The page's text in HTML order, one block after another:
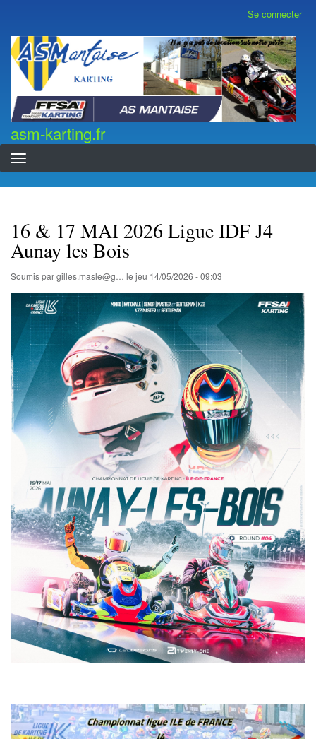
contenu
principal
compte
de
l'utilisateur
Se connecter
asm-karting.fr
asm-karting.fr
16 & 17 MAI 2026 Ligue IDF J4
Aunay les Bois
Soumis pargilles.masle@g… le jeu 14/05/2026 - 09:03